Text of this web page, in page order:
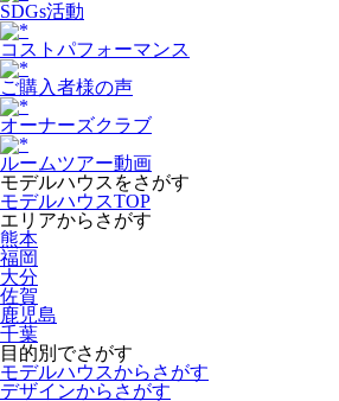
SDGs活動
コストパフォーマンス
ご購入者様の声
オーナーズクラブ
ルームツアー動画
モデルハウスをさがす
モデルハウスTOP
エリアからさがす
熊本
福岡
大分
佐賀
鹿児島
千葉
目的別でさがす
モデルハウスからさがす
デザインからさがす